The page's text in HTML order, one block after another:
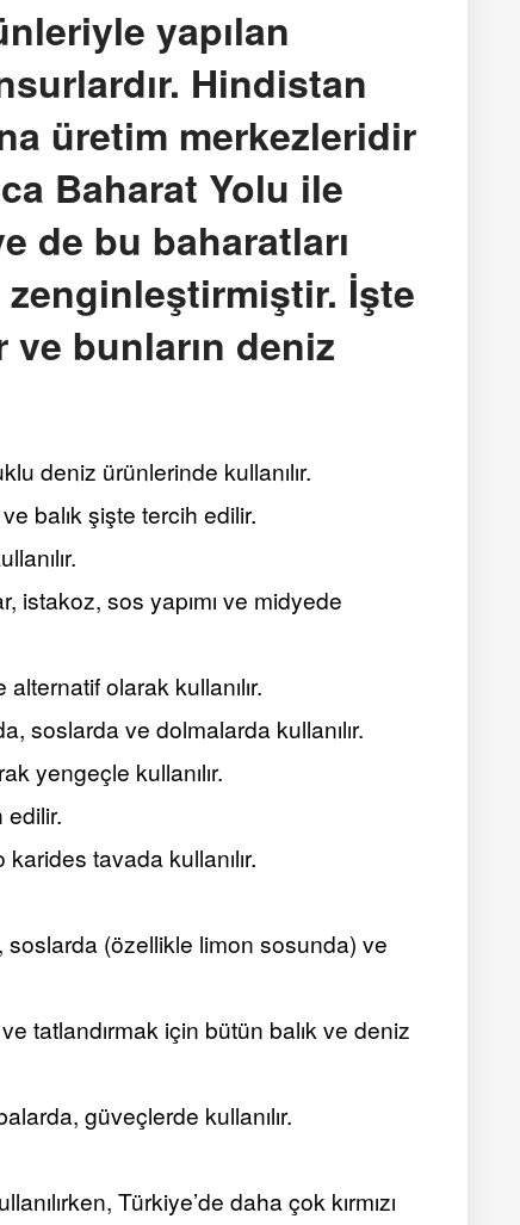
yapılan
Hindistan
üretim merkezleridir
Baharat Yolu ile
de bu baharatları
İşte
bunların deniz
deniz ürünlerinde kullanılır.
balık şişte tercih edilir.
istakoz, sos yapımı ve midyede
olarak kullanılır.
soslarda ve dolmalarda kullanılır.
yengeçle kullanılır.
karides tavada kullanılır.
soslarda (özellikle limon sosunda) ve
tatlandırmak için bütün balık ve deniz
güveçlerde kullanılır.
Türkiye’de daha çok kırmızı